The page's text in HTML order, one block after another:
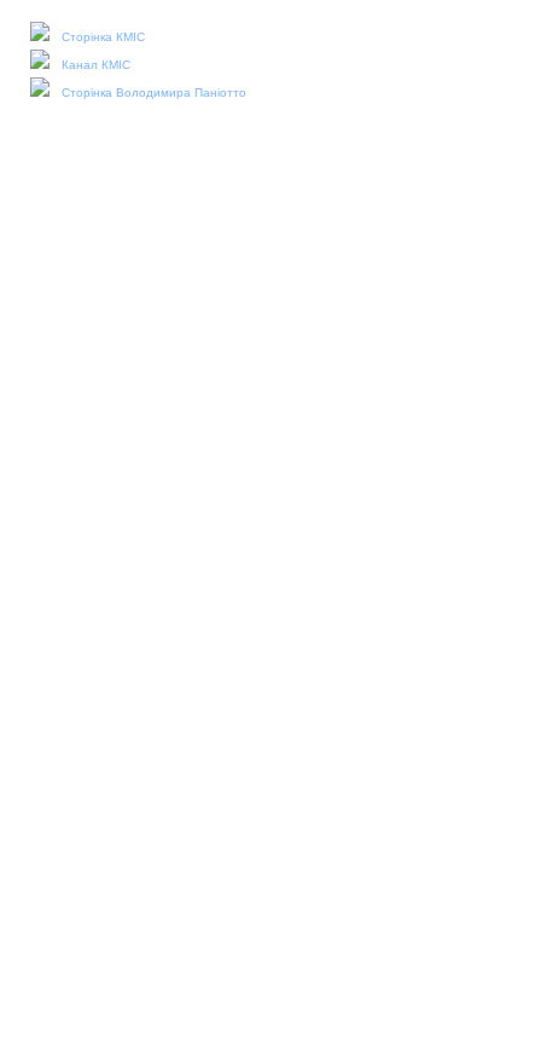
Сторінка КМІС
Канал КМІС
Сторінка Володимира Паніотто